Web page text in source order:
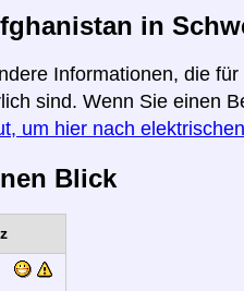
in
Informationen, die
sind. Wenn Sie einen
um hier nach
Blick